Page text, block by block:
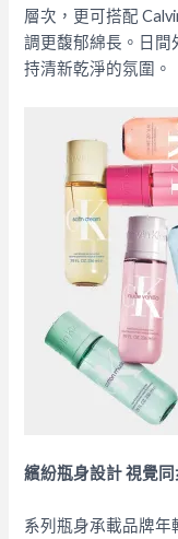
層次，更可搭配
調更馥郁綿長。日間
持清新乾淨的氛圍。
繽紛瓶身設計 視覺
系列瓶身承載品牌